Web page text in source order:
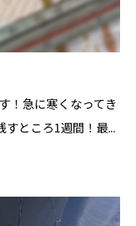
！急に寒くなってき
ところ1週間！最...